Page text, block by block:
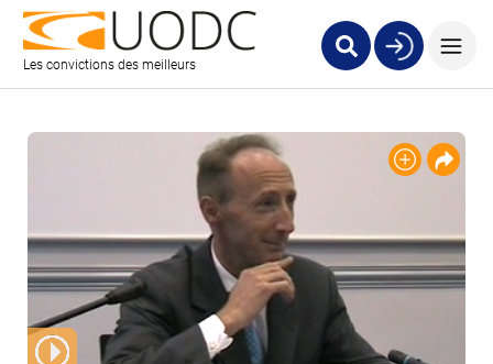
Les convictions des meilleurs